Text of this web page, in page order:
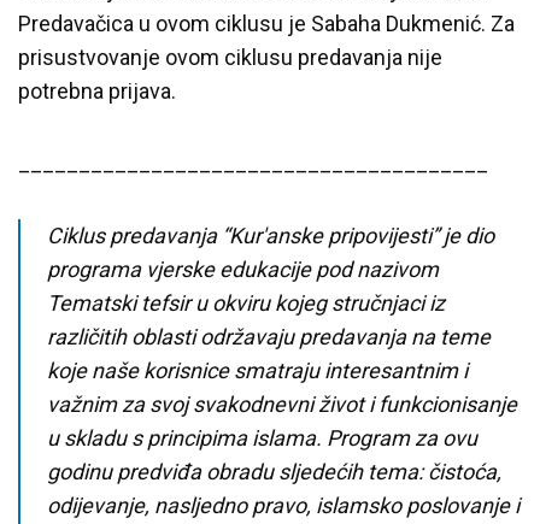
Predavačica u ovom ciklusu je Sabaha Dukmenić. Za
prisustvovanje ovom ciklusu predavanja nije
potrebna prijava.
Ciklus predavanja “Kur'anske pripovijesti” je dio
programa vjerske edukacije pod nazivom
Tematski tefsir u okviru kojeg stručnjaci iz
različitih oblasti održavaju predavanja na teme
koje naše korisnice smatraju interesantnim i
važnim za svoj svakodnevni život i funkcionisanje
u skladu s principima islama. Program za ovu
godinu predviđa obradu sljedećih tema: čistoća,
odijevanje, nasljedno pravo, islamsko poslovanje i